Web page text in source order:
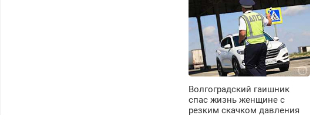
Волгоградский гаишник
спас жизнь женщине с
резким скачком давления